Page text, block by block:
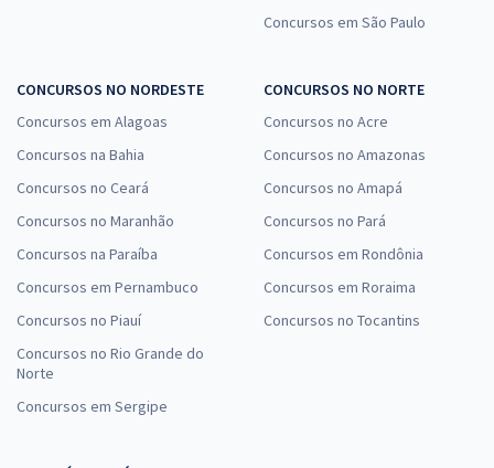
Concursos em São Paulo
CONCURSOS NO NORDESTE
Concursos em Alagoas
Concursos na Bahia
Concursos no Ceará
Concursos no Maranhão
Concursos na Paraíba
Concursos em Pernambuco
Concursos no Piauí
Concursos no Rio Grande do
Norte
Concursos em Sergipe
CONCURSOS NO NORTE
Concursos no Acre
Concursos no Amazonas
Concursos no Amapá
Concursos no Pará
Concursos em Rondônia
Concursos em Roraima
Concursos no Tocantins